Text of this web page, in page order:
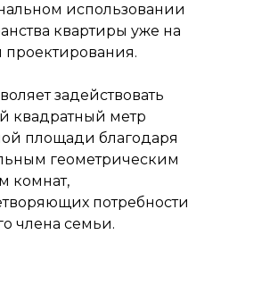
использовании
квартиры уже на
проектирования.
задействовать
квадратный метр
площади благодаря
геометрическим
комнат,
потребности
члена семьи.